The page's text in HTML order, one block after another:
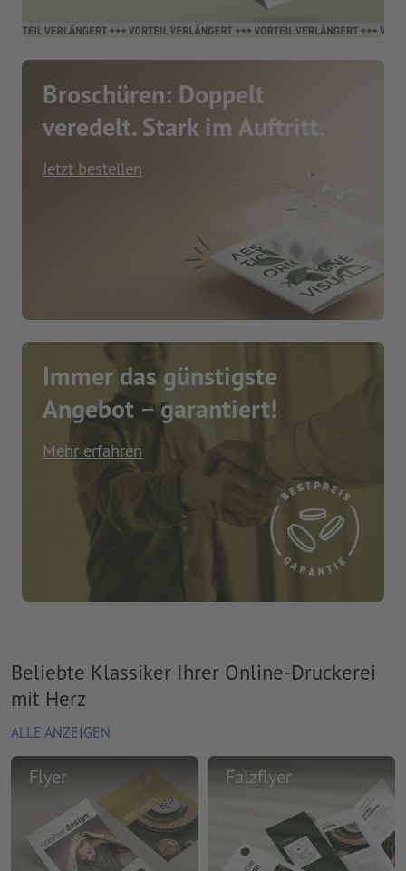
Broschüren: Doppelt
veredelt. Stark im Auftritt.
Jetzt bestellen
Immer das günstigste
Angebot – garantiert!
Mehr erfahren
Beliebte Klassiker Ihrer Online-Druckerei
mit Herz
ALLE ANZEIGEN
Flyer Falzflyer